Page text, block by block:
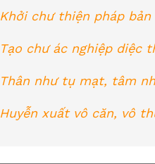
Khởi chư thiện pháp
Tạo chư ác nghiệp diệc
Thân như tụ mạt, tâm
Huyễn xuất vô căn, vô